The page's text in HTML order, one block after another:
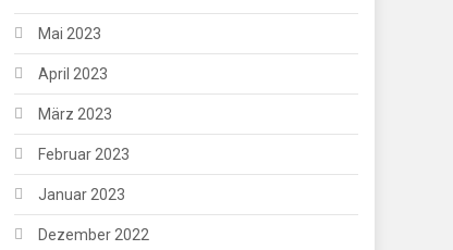
Mai 2023
April 2023
März 2023
Februar 2023
Januar 2023
Dezember 2022